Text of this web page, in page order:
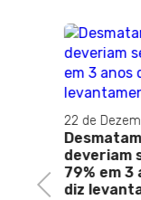
Previous
22 de
deveriam
79% em 3
diz